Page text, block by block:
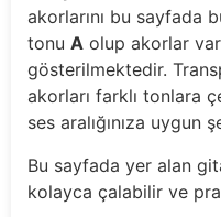
akorlarını bu sayfada
tonu A olup akorlar
gösterilmektedir.
akorları farklı tonlara
ses aralığınıza uygun
Bu sayfada yer alan
kolayca çalabilir ve